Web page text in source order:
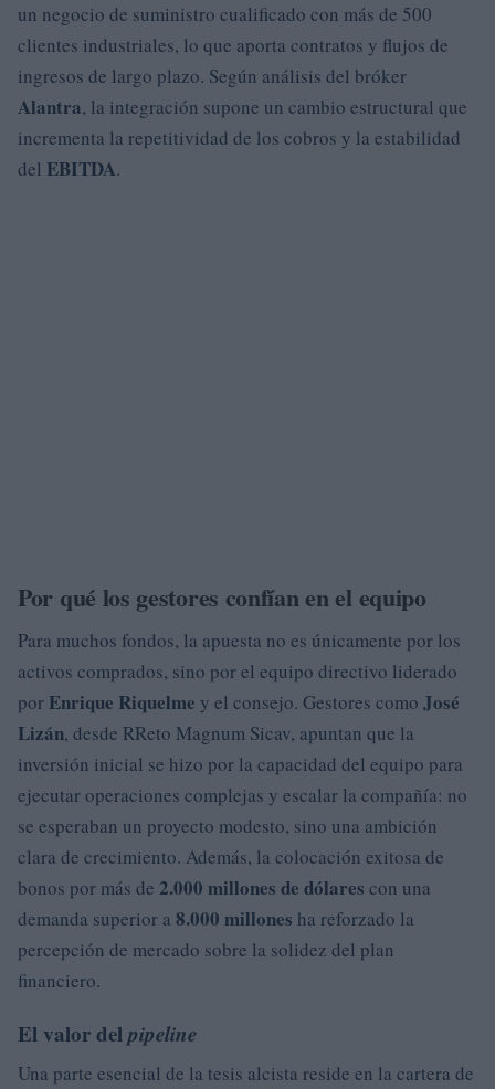
un negocio de suministro cualificado con más de 500
clientes industriales, lo que aporta contratos y flujos de
ingresos de largo plazo. Según análisis del bróker
Alantra, la integración supone un cambio estructural que
incrementa la repetitividad de los cobros y la estabilidad
del EBITDA.
Por qué los gestores confían en el equipo
Para muchos fondos, la apuesta no es únicamente por los
activos comprados, sino por el equipo directivo liderado
por Enrique Riquelme y el consejo. Gestores como José
Lizán, desde RReto Magnum Sicav, apuntan que la
inversión inicial se hizo por la capacidad del equipo para
ejecutar operaciones complejas y escalar la compañía: no
se esperaban un proyecto modesto, sino una ambición
clara de crecimiento. Además, la colocación exitosa de
bonos por más de 2.000 millones de dólares con una
demanda superior a 8.000 millones ha reforzado la
percepción de mercado sobre la solidez del plan
financiero.
El valor delpipeline
Una parte esencial de la tesis alcista reside en la cartera de